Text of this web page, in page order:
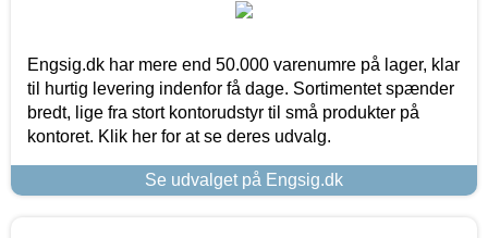
Engsig.dk har mere end 50.000 varenumre på lager, klar
til hurtig levering indenfor få dage. Sortimentet spænder
bredt, lige fra stort kontorudstyr til små produkter på
kontoret. Klik her for at se deres udvalg.
Se udvalget på Engsig.dk